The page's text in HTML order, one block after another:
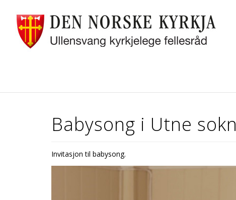
Babysong i Utne sokn
Invitasjon til babysong.